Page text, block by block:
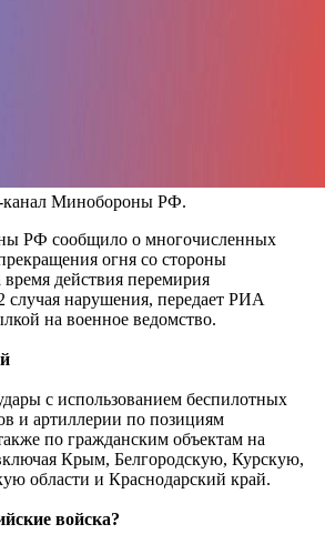
канал Минобороны РФ.
РФ сообщило о многочисленных
огня со стороны
действия перемирия
случая нарушения, передает РИА
на военное ведомство.
с использованием беспилотных
и артиллерии по позициям
по гражданским объектам на
Крым, Белгородскую, Курскую,
области и Краснодарский край.
войска?